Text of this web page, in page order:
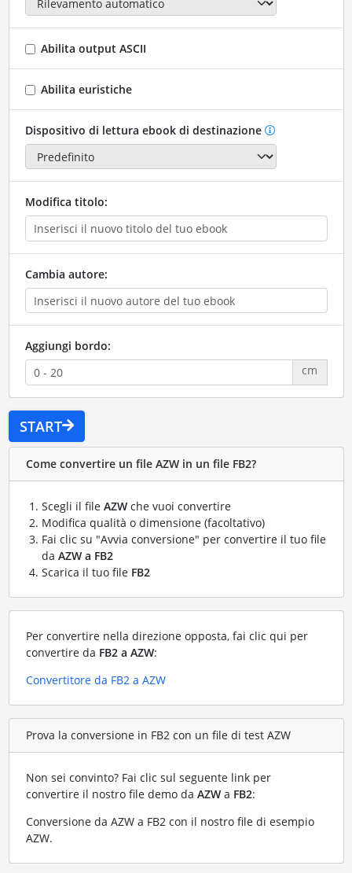
Abilita output ASCII
Abilita euristiche
Dispositivo di lettura ebook di destinazione
Modifica titolo:
Cambia autore:
Aggiungi bordo:
cm
START
Come convertire un file AZW in un file FB2?
Scegli il file AZWche vuoi convertire
Modifica qualità o dimensione (facoltativo)
Fai clic su "Avvia conversione" per convertire il tuo file
da AZW a FB2
Scarica il tuo file FB2
Per convertire nella direzione opposta, fai clic qui per
convertire da FB2 a AZW:
Convertitore da FB2 a AZW
Prova la conversione in FB2 con un file di test AZW
Non sei convinto? Fai clic sul seguente link per
convertire il nostro file demo da AZWa FB2:
Conversione da AZW a FB2 con il nostro file di esempio
AZW.